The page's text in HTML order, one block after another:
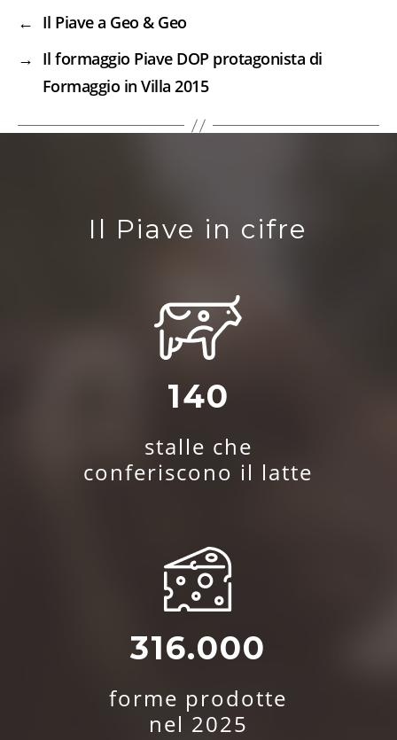
← Il Piave a Geo & Geo
→ Il formaggio Piave DOP protagonista di
Formaggio in Villa 2015
Il Piave in cifre
140
stalle che
conferiscono il latte
316.000
forme prodotte
nel 2025